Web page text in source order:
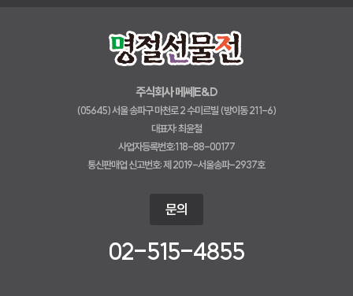
주식회사 메쎄E&D
(05645) 서울 송파구 마천로 2 수미르빌 (방이동 211-6)
대표자: 최윤철
사업자등록번호:118-88-00177
통신판매업 신고번호: 제 2019-서울송파-2937호
문의
02-515-4855